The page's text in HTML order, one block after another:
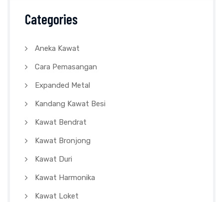
Categories
Aneka Kawat
Cara Pemasangan
Expanded Metal
Kandang Kawat Besi
Kawat Bendrat
Kawat Bronjong
Kawat Duri
Kawat Harmonika
Kawat Loket